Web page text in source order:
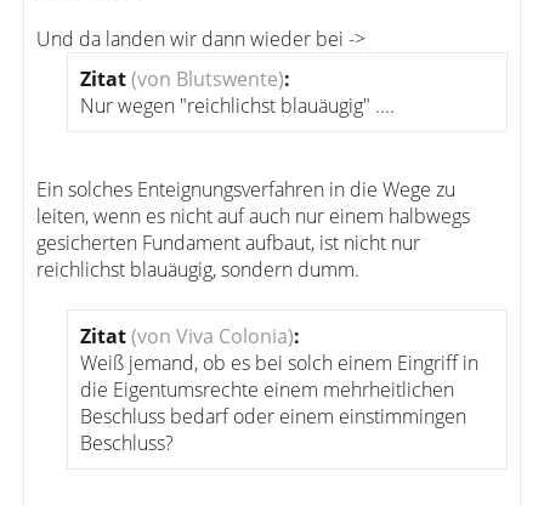
Und da landen wir dann wieder bei ->
Zitat(von Blutswente):
Nur wegen "reichlichst blauäugig" ....
Ein solches Enteignungsverfahren in die Wege zu
leiten, wenn es nicht auf auch nur einem halbwegs
gesicherten Fundament aufbaut, ist nicht nur
reichlichst blauäugig, sondern dumm.
Zitat(von Viva Colonia):
Weiß jemand, ob es bei solch einem Eingriff in
die Eigentumsrechte einem mehrheitlichen
Beschluss bedarf oder einem einstimmingen
Beschluss?